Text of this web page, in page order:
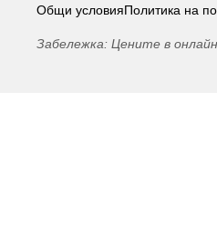
Общи условияПолитика на
Забележка: Цените в